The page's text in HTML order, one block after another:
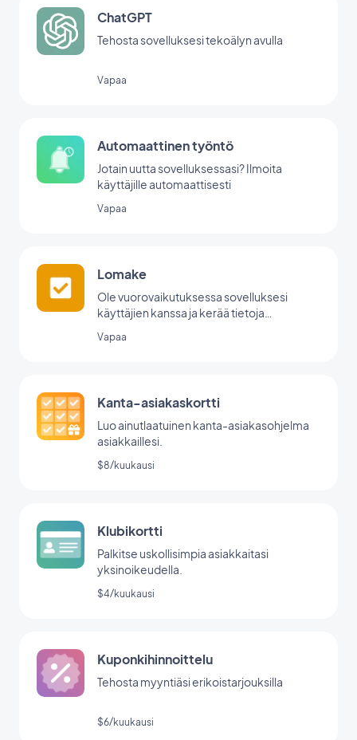
ChatGPT
Tehosta sovelluksesi tekoälyn avulla
Vapaa
Automaattinen työntö
Jotain uutta sovelluksessasi? Ilmoita
käyttäjille automaattisesti
Vapaa
Lomake
Ole vuorovaikutuksessa sovelluksesi
käyttäjien kanssa ja kerää tietoja
Vapaa
Kanta-asiakaskortti
Luo ainutlaatuinen kanta-asiakasohjelma
asiakkaillesi.
$8/kuukausi
Klubikortti
Palkitse uskollisimpia asiakkaitasi
yksinoikeudella.
$4/kuukausi
Kuponkihinnoittelu
Tehosta myyntiäsi erikoistarjouksilla
$6/kuukausi